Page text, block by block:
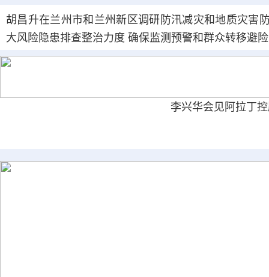
胡昌升在兰州市和兰州新区调研防汛减灾和地质灾害
大风险隐患排查整治力度 确保监测预警和群众转移避
李兴华会见阿拉丁